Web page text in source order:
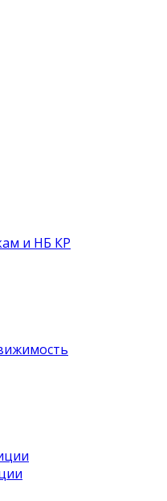
и НБ КР